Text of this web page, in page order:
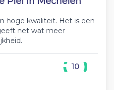
hoge kwaliteit. Het is een
net wat meer
10